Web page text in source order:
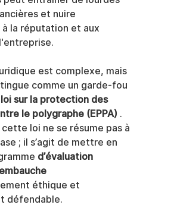
et nuire
la réputation et aux
est complexe, mais
comme un garde-fou
loi sur la protection des
le polygraphe (EPPA) .
loi ne se résume pas à
; il s’agit de mettre en
d’évaluation
éthique et
défendable.